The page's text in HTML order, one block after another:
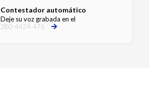
Contestador automático
Deje su voz grabada en el
280-4424-476